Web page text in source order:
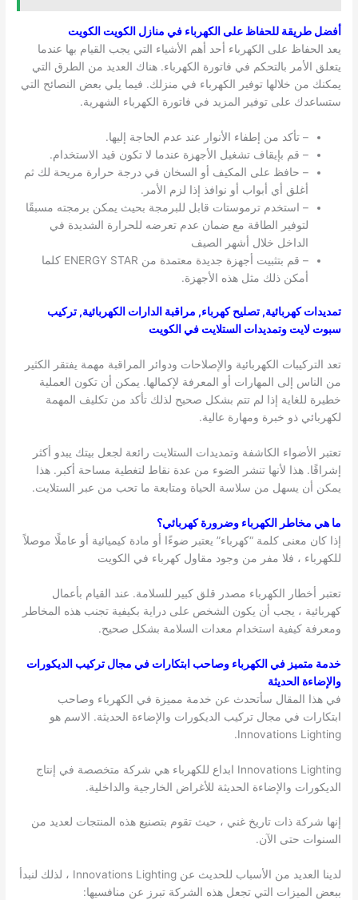
أفضل طريقة للحفاظ على الكهرباء في منازل الكويت الكويت
يعد الحفاظ على الكهرباء أحد أهم الأشياء التي يجب القيام بها عندما
يتعلق الأمر بالتحكم في فاتورة الكهرباء. هناك العديد من الطرق التي
يمكنك من خلالها توفير الكهرباء في منزلك. فيما يلي بعض النصائح التي
ستساعدك على توفير المزيد في فاتورة الكهرباء الشهرية.
– تأكد من إطفاء الأنوار عند عدم الحاجة إليها.
– قم بإيقاف تشغيل الأجهزة عندما لا تكون قيد الاستخدام.
– حافظ على المكيف أو السخان في درجة حرارة مريحة لك ثم
أغلق أي أبواب أو نوافذ إذا لزم الأمر.
– استخدم ترموستات قابل للبرمجة بحيث يمكن برمجته مسبقًا
لتوفير الطاقة مع ضمان عدم تعرضه للحرارة الشديدة في
الداخل خلال أشهر الصيف
– قم بتثبيت أجهزة جديدة معتمدة من ENERGY STAR كلما
أمكن ذلك مثل هذه الأجهزة.
تمديدات كهربائية, تصليح كهرباء, مراقبة الدارات الكهربائية, تركيب
سبوت لايت وتمديدات الستلايت في الكويت
تعد التركيبات الكهربائية والإصلاحات ودوائر المراقبة مهمة يفتقر الكثير
من الناس إلى المهارات أو المعرفة لإكمالها. يمكن أن تكون العملية
خطيرة للغاية إذا لم تتم بشكل صحيح لذلك تأكد من تكليف المهمة
لكهربائي ذو خبرة ومهارة عالية.
تعتبر الأضواء الكاشفة وتمديدات الستلايت رائعة لجعل بيتك يبدو أكثر
إشراقًا. هذا لأنها تنشر الضوء من عدة نقاط لتغطية مساحة أكبر. هذا
يمكن أن يسهل من سلاسة الحياة ومتابعة ما تحب من عبر الستلايت.
ما هي مخاطر الكهرباء وضرورة كهربائي؟
إذا كان معنى كلمة “كهرباء” يعتبر ضوءًا أو مادة كيميائية أو عاملًا موصلاً
للكهرباء ، فلا مفر من وجود مقاول كهرباء في الكويت
تعتبر أخطار الكهرباء مصدر قلق كبير للسلامة. عند القيام بأعمال
كهربائية ، يجب أن يكون الشخص على دراية بكيفية تجنب هذه المخاطر
ومعرفة كيفية استخدام معدات السلامة بشكل صحيح.
خدمة متميز في الكهرباء وصاحب ابتكارات في مجال تركيب الديكورات
والإضاءة الحديثة
في هذا المقال سأتحدث عن خدمة مميزة في الكهرباء وصاحب
ابتكارات في مجال تركيب الديكورات والإضاءة الحديثة. الاسم هو
Innovations Lighting.
Innovations Lighting ابداع للكهرباء هي شركة متخصصة في إنتاج
الديكورات والإضاءة الحديثة للأغراض الخارجية والداخلية.
إنها شركة ذات تاريخ غني ، حيث تقوم بتصنيع هذه المنتجات لعديد من
السنوات حتى الآن.
لدينا العديد من الأسباب للحديث عن Innovations Lighting ، لذلك لنبدأ
ببعض الميزات التي تجعل هذه الشركة تبرز عن منافسيها: